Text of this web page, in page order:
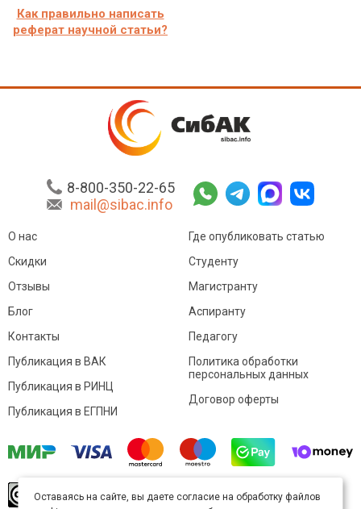
Как правильно написать
реферат научной статьи?
8-800-350-22-65
mail@sibac.info
О нас
Скидки
Отзывы
Блог
Контакты
Где опубликовать статью
Студенту
Магистранту
Аспиранту
Педагогу
Публикация в ВАК
Публикация в РИНЦ
Публикация в ЕГПНИ
Политика обработки
персональных данных
Договор оферты
произведение доступно полицензии Creative
Оставаясь на сайте, вы даете согласие на обработку файлов